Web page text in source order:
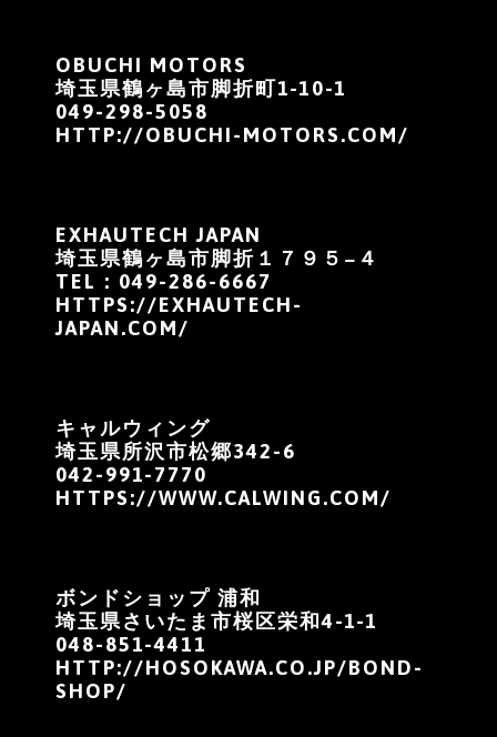
OBUCHI MOTORS
埼玉県鶴ヶ島市脚折町1-10-1
049-298-5058
HTTP://OBUCHI-MOTORS.COM/
EXHAUTECH JAPAN
埼玉県鶴ヶ島市脚折１７９５−４
TEL：049-286-6667
HTTPS://EXHAUTECH-
JAPAN.COM/
キャルウィング
埼玉県所沢市松郷342-6
042-991-7770
HTTPS://WWW.CALWING.COM/
ボンドショップ 浦和
埼玉県さいたま市桜区栄和4-1-1
048-851-4411
HTTP://HOSOKAWA.CO.JP/BOND-
SHOP/